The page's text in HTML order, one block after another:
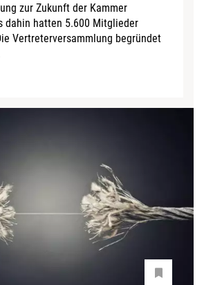
zur Zukunft der Kammer
dahin hatten 5.600 Mitglieder
Vertreterversammlung begründet